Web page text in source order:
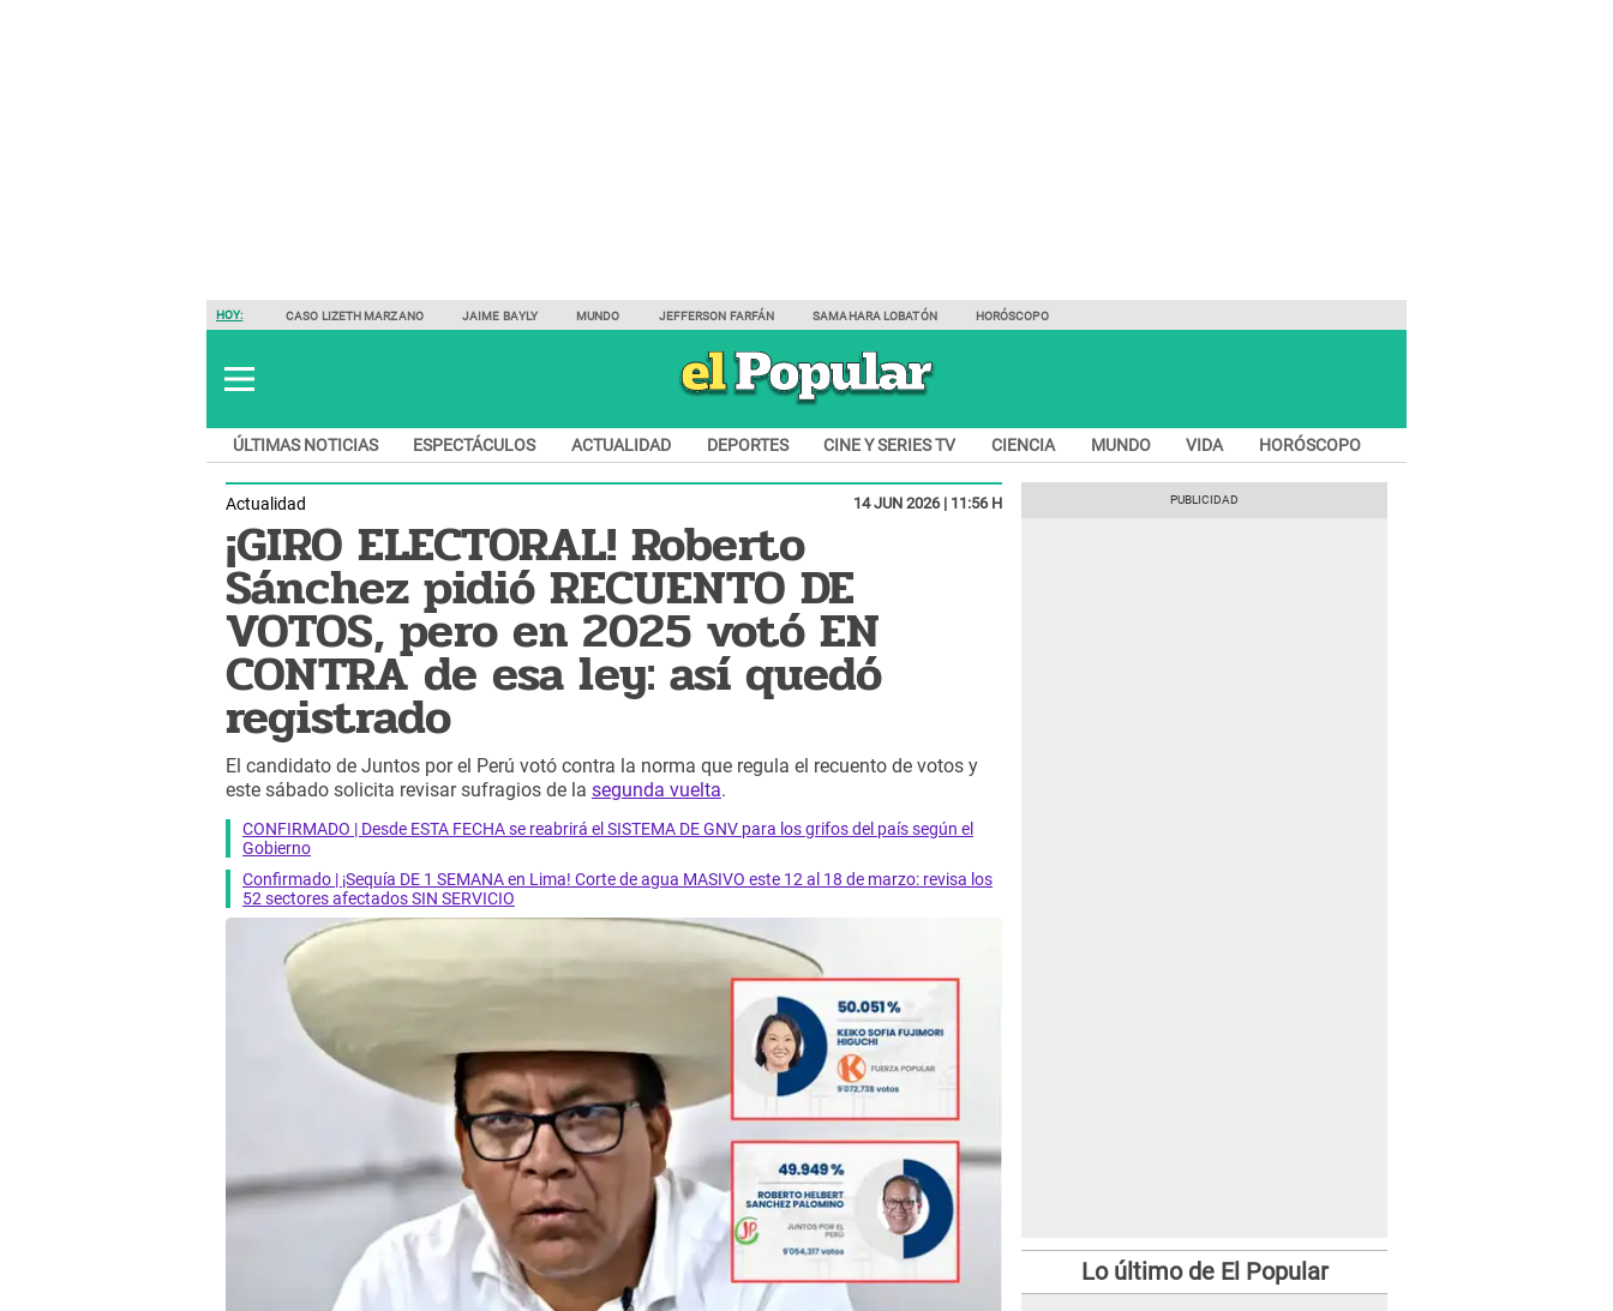
HOY: CASO LIZETH MARZANO JAIME BAYLY MUNDO JEFFERSON FARFÁN SAMAHARA LOBATÓN HORÓSCOPO
ÚLTIMAS NOTICIAS ESPECTÁCULOS ACTUALIDAD DEPORTES CINE Y SERIES TV CIENCIA MUNDO VIDA HORÓSCOPO
Actualidad 14 JUN 2026 | 11:56 H
¡GIRO ELECTORAL! Roberto
Sánchez pidió RECUENTO DE
VOTOS, pero en 2025 votó EN
CONTRA de esa ley: así quedó
registrado
El candidato de Juntos por el Perú votó contra la norma que regula el recuento de votos y
este sábado solicita revisar sufragios de la segunda vuelta.
CONFIRMADO | Desde ESTA FECHA se reabrirá el SISTEMA DE GNV para los grifos del país según el
Gobierno
Confirmado | ¡Sequía DE 1 SEMANA en Lima! Corte de agua MASIVO este 12 al 18 de marzo: revisa los
52 sectores afectados SIN SERVICIO
Lo último de El Popular